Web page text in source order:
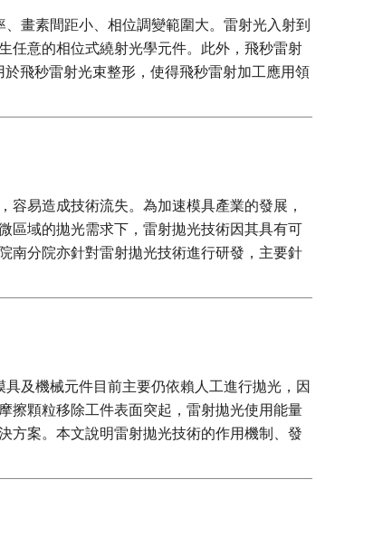
畫素間距小、相位調變範圍大。雷射光入射到
任意的相位式繞射光學元件。此外，飛秒雷射
飛秒雷射光束整形，使得飛秒雷射加工應用領
易造成技術流失。為加速模具產業的發展，
區域的拋光需求下，雷射拋光技術因其具有可
南分院亦針對雷射拋光技術進行研發，主要針
及機械元件目前主要仍依賴人工進行拋光，因
擦顆粒移除工件表面突起，雷射拋光使用能量
方案。本文說明雷射拋光技術的作用機制、發